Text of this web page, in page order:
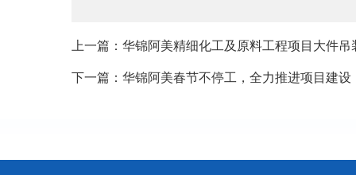
上一篇：华锦阿美精细化工及原料工程项目大件
下一篇：华锦阿美春节不停工，全力推进项目建设